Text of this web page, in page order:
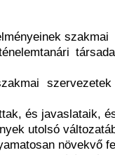
szakmai
szervezetek
és javaslataik,
utolsó
növekvő